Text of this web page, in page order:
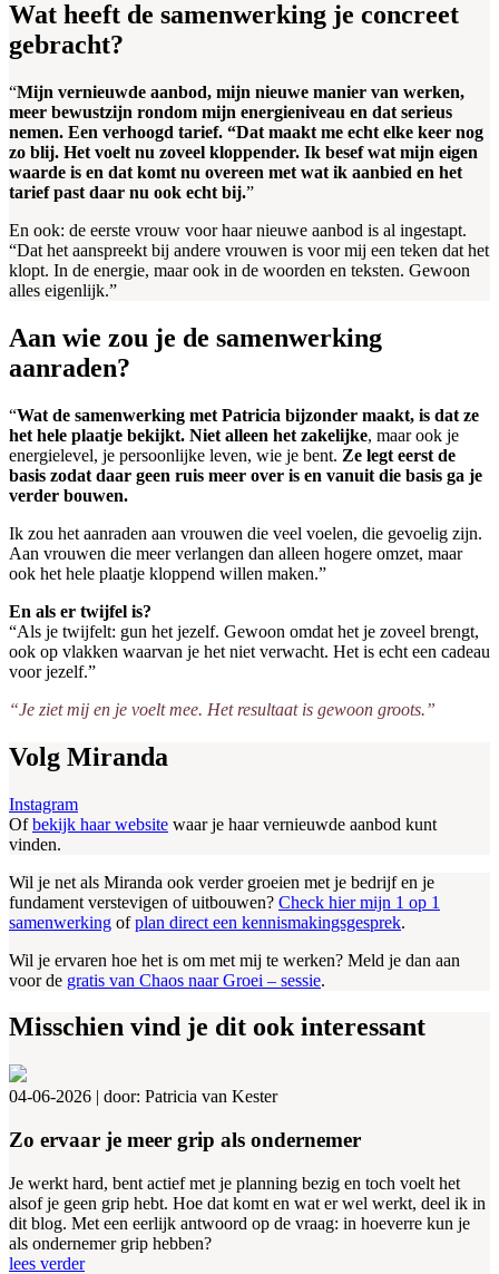
Wat heeft de samenwerking je concreet
gebracht?
“Mijn vernieuwde aanbod, mijn nieuwe manier van werken,
meer bewustzijn rondom mijn energieniveau en dat serieus
nemen. Een verhoogd tarief. “Dat maakt me echt elke keer nog
zo blij. Het voelt nu zoveel kloppender. Ik besef wat mijn eigen
waarde is en dat komt nu overeen met wat ik aanbied en het
tarief past daar nu ook echt bij.”
En ook: de eerste vrouw voor haar nieuwe aanbod is al ingestapt.
“Dat het aanspreekt bij andere vrouwen is voor mij een teken dat het
klopt. In de energie, maar ook in de woorden en teksten. Gewoon
alles eigenlijk.”
Aan wie zou je de samenwerking
aanraden?
“Wat de samenwerking met Patricia bijzonder maakt, is dat ze
het hele plaatje bekijkt. Niet alleen het zakelijke, maar ook je
energielevel, je persoonlijke leven, wie je bent. Ze legt eerst de
basis zodat daar geen ruis meer over is en vanuit die basis ga je
verder bouwen.
Ik zou het aanraden aan vrouwen die veel voelen, die gevoelig zijn.
Aan vrouwen die meer verlangen dan alleen hogere omzet, maar
ook het hele plaatje kloppend willen maken.”
En als er twijfel is?
“Als je twijfelt: gun het jezelf. Gewoon omdat het je zoveel brengt,
ook op vlakken waarvan je het niet verwacht. Het is echt een cadeau
voor jezelf.”
“Je ziet mij en je voelt mee. Het resultaat is gewoon groots.”
Volg Miranda
Instagram
Ofbekijk haar website waar je haar vernieuwde aanbod kunt
vinden.
Wil je net als Miranda ook verder groeien met je bedrijf en je
fundament verstevigen of uitbouwen? Check hier mijn 1 op 1
samenwerking ofplan direct een kennismakingsgesprek.
Wil je ervaren hoe het is om met mij te werken? Meld je dan aan
voor de gratis van Chaos naar Groei – sessie.
Misschien vind je dit ook interessant
04-06-2026 | door: Patricia van Kester
Zo ervaar je meer grip als ondernemer
Je werkt hard, bent actief met je planning bezig en toch voelt het
alsof je geen grip hebt. Hoe dat komt en wat er wel werkt, deel ik in
dit blog. Met een eerlijk antwoord op de vraag: in hoeverre kun je
als ondernemer grip hebben?
lees verder